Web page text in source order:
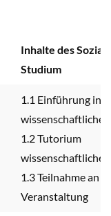
Inhalte des
Studium
1.1 Einführung in
wissenschaftliche
1.2 Tutorium
1.3 Teilnahme an
Veranstaltung